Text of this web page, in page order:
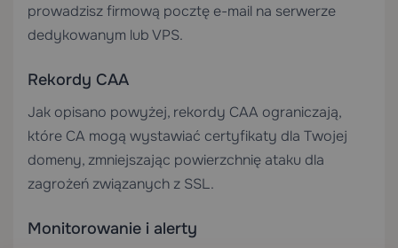
prowadzisz firmową pocztę e-mail na serwerze
dedykowanym lub VPS.
Rekordy CAA
Jak opisano powyżej, rekordy CAA ograniczają,
które CA mogą wystawiać certyfikaty dla Twojej
domeny, zmniejszając powierzchnię ataku dla
zagrożeń związanych z SSL.
Monitorowanie i alerty